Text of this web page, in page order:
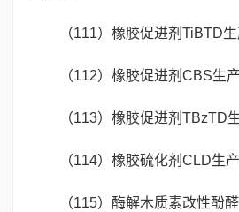
（111）橡胶促进剂TiBTD
（112）橡胶促进剂CBS生
（113）橡胶促进剂TBzTD
（114）橡胶硫化剂CLD生
（115）酶解木质素改性酚